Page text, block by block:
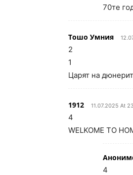
70те
Тошо Умния
2
1
Царят на
1912 11.07.2025 At
4
WELKOME TO
4